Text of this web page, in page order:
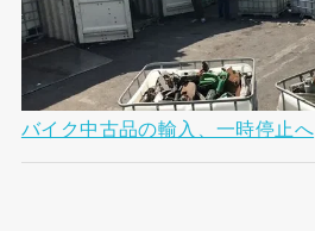
バイク中古品の輸入、一時停止へ